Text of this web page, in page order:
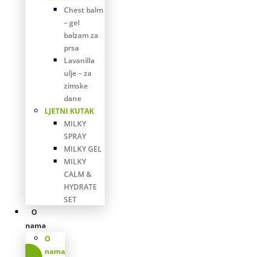
Chest balm
– gel
balzam za
prsa
Lavanilla
ulje – za
zimske
dane
LJETNI KUTAK
MILKY
SPRAY
MILKY GEL
MILKY
CALM &
HYDRATE
SET
O
nama
O
nama